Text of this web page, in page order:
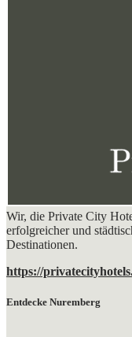
Wir, die Private City
erfolgreicher und
Destinationen.
https://
Entdecke Nuremberg